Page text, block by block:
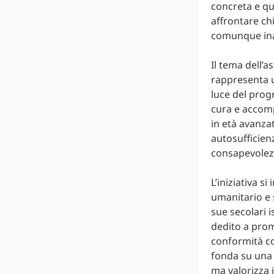
concreta e
affrontare
comunque
Il tema
rappresenta
luce del
cura e
in età
L’iniziativa
umanitario e
sue secolari
dedito a
conformità
fonda su
ma valorizza